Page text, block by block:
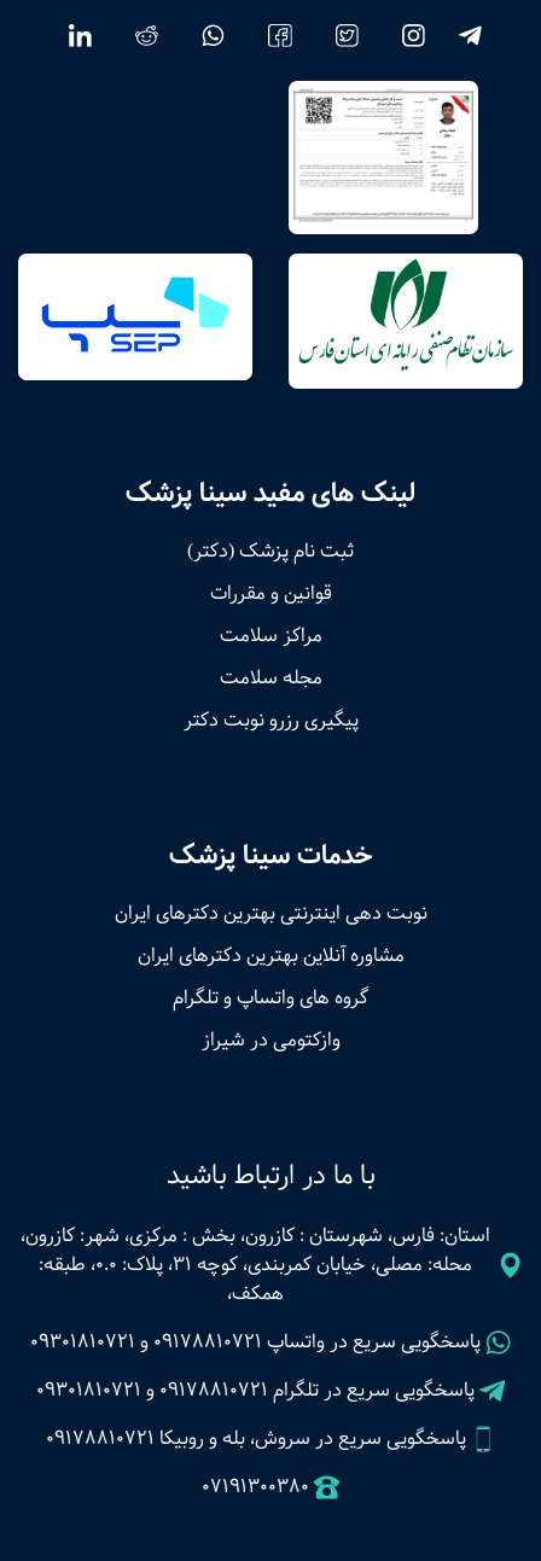
لینک های مفید سینا پزشک
ثبت نام پزشک (دکتر)
قوانین و مقررات
مراکز سلامت
مجله سلامت
پیگیری رزرو نوبت دکتر
خدمات سینا پزشک
نوبت‌ دهی اینترنتی بهترین دکترهای ایران
مشاوره آنلاین بهترین دکترهای ایران
گروه های واتساپ و تلگرام
وازکتومی در شیراز
با ما در ارتباط باشید
استان: فارس، شهرستان : کازرون، بخش : مرکزی، شهر: کازرون،
محله: مصلی، خیابان کمربندی، کوچه 31، پلاک: 0.0، طبقه:
همکف،
پاسخگویی سریع در واتساپ 09178810721 و 09301810721
پاسخگویی سریع در تلگرام 09178810721 و 09301810721
پاسخگویی سریع در سروش، بله و روبیکا 09178810721
07191300380